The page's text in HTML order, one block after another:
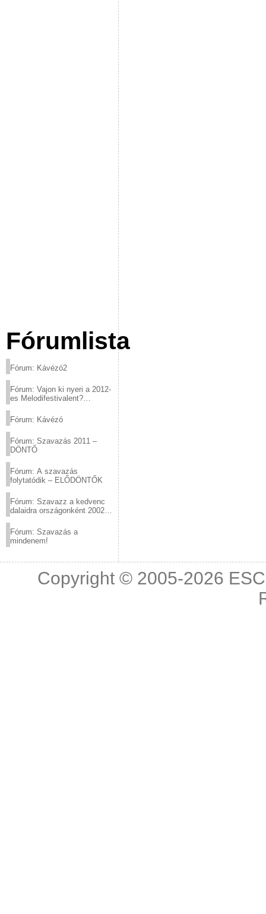
Fórumlista
Fórum: Kávézó2
Fórum: Vajon ki nyeri a 2012-
es Melodifestivalent?
Fórum: Kávézó
Fórum: Szavazás 2011 –
DÖNTŐ
Fórum: A szavazás
folytatódik – ELŐDÖNTŐK
Fórum: Szavazz a kedvenc
dalaidra országonként 2002
Fórum: Szavazás a
mindenem!
Copyright © 2005-2026